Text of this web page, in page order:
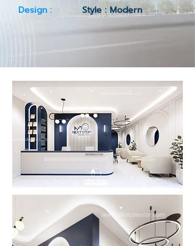
Design :
Style : Modern